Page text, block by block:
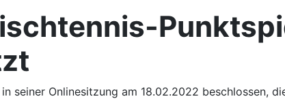
seiner Onlinesitzung am 18.02.2022 beschlossen,